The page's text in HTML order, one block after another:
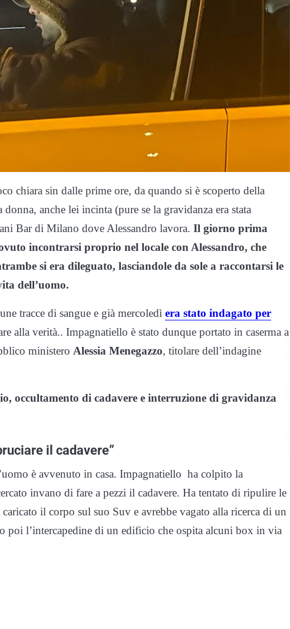
chiara sin dalle prime ore, da quando si è scoperto della
anche lei incinta (pure se la gravidanza era stata
Bar di Milano dove Alessandro lavora. Il giorno prima
incontrarsi proprio nel locale con Alessandro, che
si era dileguato, lasciandole da sole a raccontarsi le
dell’uomo.
tracce di sangue e già mercoledì era stato indagato per
alla verità.. Impagnatiello è stato dunque portato in caserma a
ministero Alessia Menegazzo, titolare dell’indagine
occultamento di cadavere e interruzione di gravidanza
il cadavere”
è avvenuto in casa. Impagnatiello ha colpito la
invano di fare a pezzi il cadavere. Ha tentato di ripulire le
il corpo sul suo Suv e avrebbe vagato alla ricerca di un
poi l’intercapedine di un edificio che ospita alcuni box in via